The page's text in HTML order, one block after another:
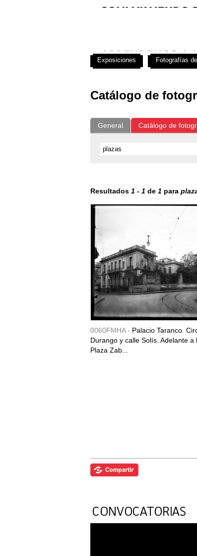
Catálogo de
General Catálogo de
Resultados 1 - 1 de 1 para
0060FMHA - Palacio Taranco.
Durango y calle Solís. Adelante a
Plaza Zab...
Exposiciones Fotografías